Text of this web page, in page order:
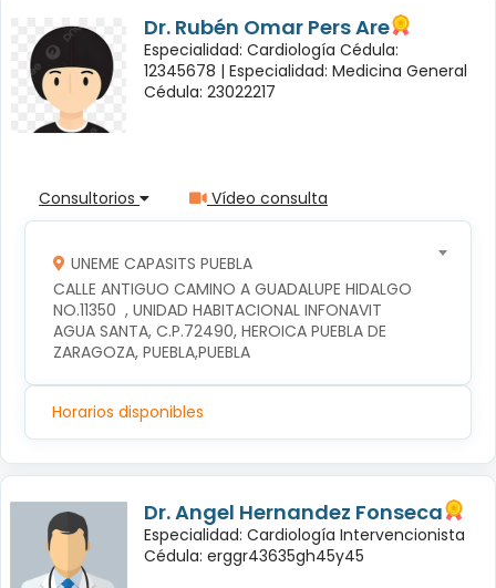
Dr. Rubén Omar Pers Are
Especialidad: Cardiología Cédula:
12345678 | Especialidad: Medicina General
Cédula: 23022217
Consultorios Vídeo consulta
UNEME CAPASITS PUEBLA
CALLE ANTIGUO CAMINO A GUADALUPE HIDALGO
NO.11350  , UNIDAD HABITACIONAL INFONAVIT
AGUA SANTA, C.P.72490, HEROICA PUEBLA DE
ZARAGOZA, PUEBLA,PUEBLA
Horarios disponibles
Dr. Angel Hernandez Fonseca
Especialidad: Cardiología Intervencionista
Cédula: erggr43635gh45y45